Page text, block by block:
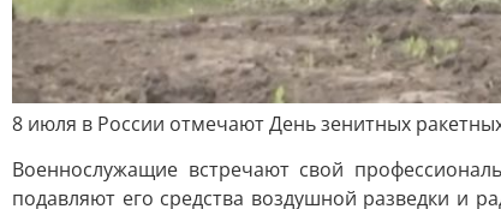
8 июля в России отмечают День зенитных
Военнослужащие встречают свой
подавляют его средства воздушной разведки и